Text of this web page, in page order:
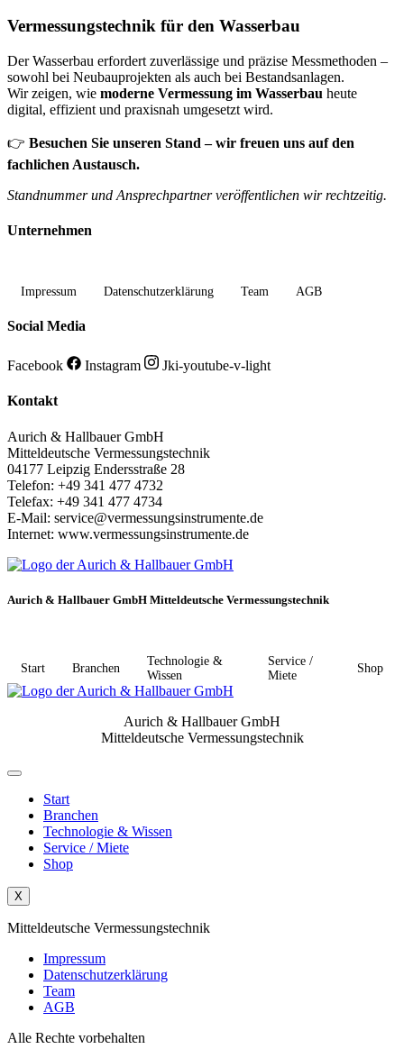
Vermessungstechnik für den Wasserbau
Der Wasserbau erfordert zuverlässige und präzise Messmethoden –
sowohl bei Neubauprojekten als auch bei Bestandsanlagen.
Wir zeigen, wie moderne Vermessung im Wasserbau heute
digital, effizient und praxisnah umgesetzt wird.
👉 Besuchen Sie unseren Stand – wir freuen uns auf den
fachlichen Austausch.
Standnummer und Ansprechpartner veröffentlichen wir rechtzeitig.
Unternehmen
Impressum Datenschutzerklärung Team AGB
Social Media
Facebook Instagram Jki-youtube-v-light
Kontakt
Aurich & Hallbauer GmbH
Mitteldeutsche Vermessungstechnik
04177 Leipzig Endersstraße 28
Telefon: +49 341 477 4732
Telefax: +49 341 477 4734
E-Mail: service@vermessungsinstrumente.de
Internet: www.vermessungsinstrumente.de
Aurich & Hallbauer GmbH Mitteldeutsche Vermessungstechnik
Start Branchen
Technologie &
Wissen
Service /
Miete
Shop
Aurich & Hallbauer GmbH
Mitteldeutsche Vermessungstechnik
Start
Branchen
Technologie & Wissen
Service / Miete
Shop
X
Mitteldeutsche Vermessungstechnik
Impressum
Datenschutzerklärung
Team
AGB
Alle Rechte vorbehalten